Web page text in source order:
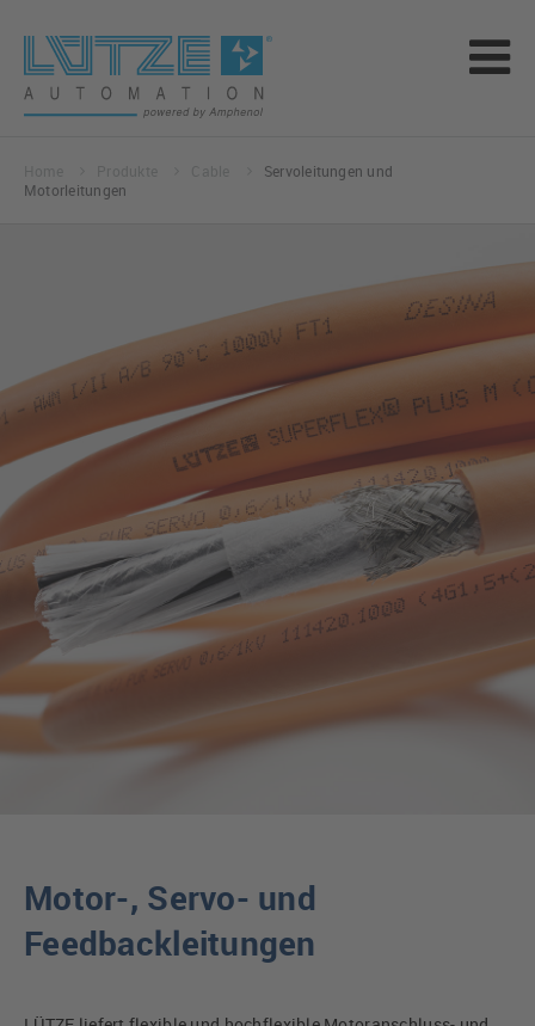
Servoleitungen und
Motorleitungen
Motor-, Servo- und
Feedbackleitungen